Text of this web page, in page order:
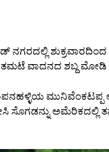
ನಗರದಲ್ಲಿ
ತಮಟೆ ವಾದನದ ಶಬ್ದ ಮೋಡಿ
ಮುನಿವೆಂಕಟಪ್ಪ
ಸೊಗಡನ್ನು